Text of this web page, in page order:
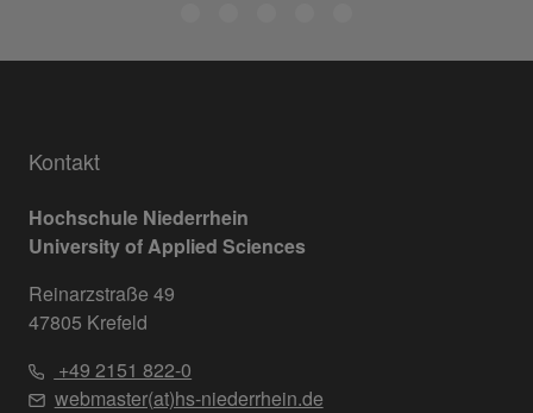
Kontakt
Hochschule Niederrhein
University of Applied Sciences
Reinarzstraße 49
47805 Krefeld
+49 2151 822-0
webmaster(at)hs-niederrhein.de